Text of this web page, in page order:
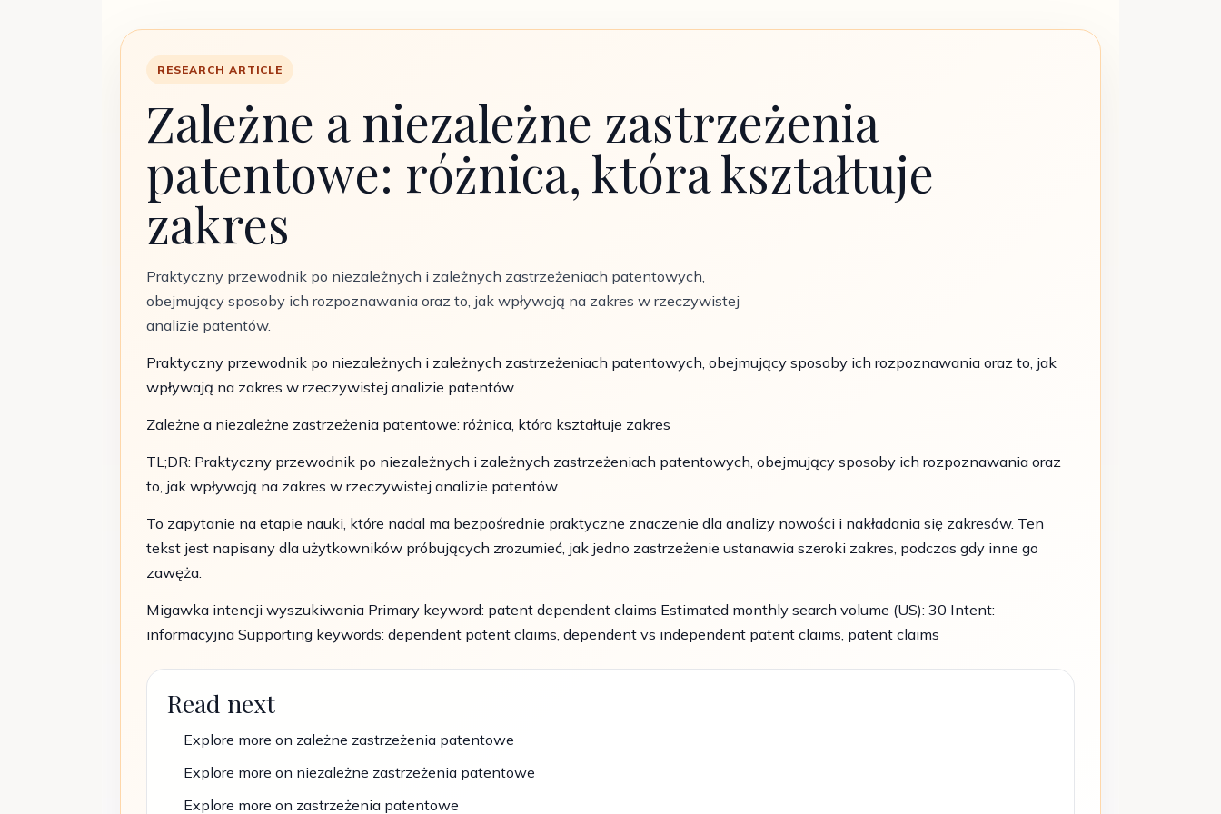
RESEARCH ARTICLE
Zależne a niezależne zastrzeżenia
patentowe: różnica, która kształtuje
zakres
Praktyczny przewodnik po niezależnych i zależnych zastrzeżeniach patentowych,
obejmujący sposoby ich rozpoznawania oraz to, jak wpływają na zakres w rzeczywistej
analizie patentów.
Praktyczny przewodnik po niezależnych i zależnych zastrzeżeniach patentowych, obejmujący sposoby ich rozpoznawania oraz to, jak
wpływają na zakres w rzeczywistej analizie patentów.
Zależne a niezależne zastrzeżenia patentowe: różnica, która kształtuje zakres
TL;DR: Praktyczny przewodnik po niezależnych i zależnych zastrzeżeniach patentowych, obejmujący sposoby ich rozpoznawania oraz
to, jak wpływają na zakres w rzeczywistej analizie patentów.
To zapytanie na etapie nauki, które nadal ma bezpośrednie praktyczne znaczenie dla analizy nowości i nakładania się zakresów. Ten
tekst jest napisany dla użytkowników próbujących zrozumieć, jak jedno zastrzeżenie ustanawia szeroki zakres, podczas gdy inne go
zawęża.
Migawka intencji wyszukiwania Primary keyword: patent dependent claims Estimated monthly search volume (US): 30 Intent:
informacyjna Supporting keywords: dependent patent claims, dependent vs independent patent claims, patent claims
Read next
Explore more on zależne zastrzeżenia patentowe
Explore more on niezależne zastrzeżenia patentowe
Explore more on zastrzeżenia patentowe